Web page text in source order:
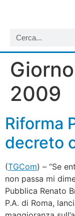
2009
Riforma
decreto
(TGCom) – “Se
non passa mi
Pubblica Renato
P.A. di Roma,